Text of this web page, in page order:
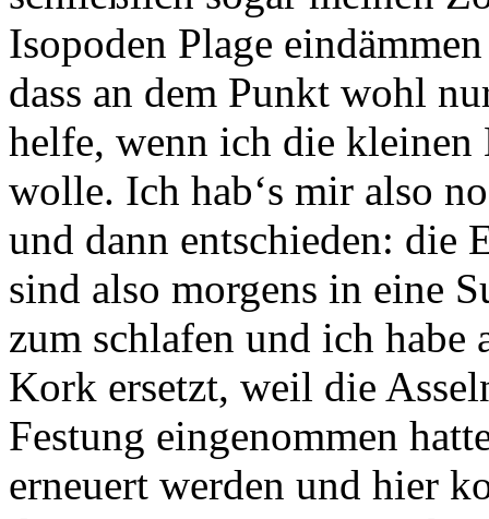
Isopoden Plage
dass an dem Punkt wohl
helfe, wenn ich die
wolle. Ich hab‘s mir also
und dann entschieden: die
sind also morgens in eine
zum schlafen und ich habe
Kork ersetzt, weil die
Festung eingenommen
erneuert werden und hier